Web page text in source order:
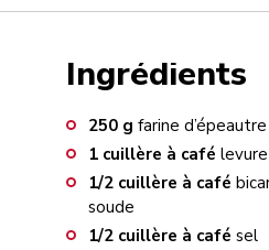
Ingrédients
250 g farine d’épeautre
1 cuillère à café
1/2 cuillère à café
soude
1/2 cuillère à café sel